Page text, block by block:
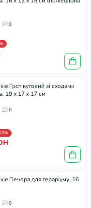
0
Грот кутовий зі сходами
19 x 17 x 17 см
0
Печера для тераріуму, 16
0